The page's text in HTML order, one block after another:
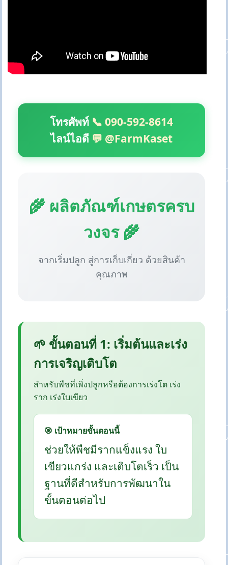
โทรศัพท์ 📞 090-592-8614
ไลน์ไอดี 💬 @FarmKaset
🌾 ผลิตภัณฑ์เกษตรครบ
วงจร 🌾
จากเริ่มปลูก สู่การเก็บเกี่ยว ด้วยสินค้า
คุณภาพ
🌱 ขั้นตอนที่ 1: เริ่มต้นและเร่ง
การเจริญเติบโต
สำหรับพืชที่เพิ่งปลูกหรือต้องการเร่งโต เร่ง
ราก เร่งใบเขียว
🎯 เป้าหมายขั้นตอนนี้
ช่วยให้พืชมีรากแข็งแรง ใบ
เขียวแกร่ง และเติบโตเร็ว เป็น
ฐานที่ดีสำหรับการพัฒนาใน
ขั้นตอนต่อไป